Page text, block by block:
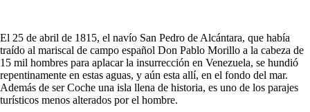
El 25 de abril de 1815, el navío San Pedro de Alcántara, que había
traído al mariscal de campo español Don Pablo Morillo a la cabeza de
15 mil hombres para aplacar la insurrección en Venezuela, se hundió
repentinamente en estas aguas, y aún esta allí, en el fondo del mar.
Además de ser Coche una isla llena de historia, es uno de los parajes
turísticos menos alterados por el hombre.